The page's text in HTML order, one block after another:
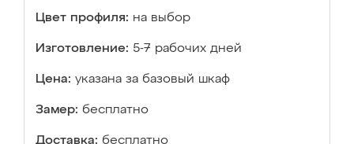
Цвет профиля: на выбор
Изготовление: 5-7 рабочих дней
Цена: указана за базовый шкаф
Замер: бесплатно
Доставка: бесплатно